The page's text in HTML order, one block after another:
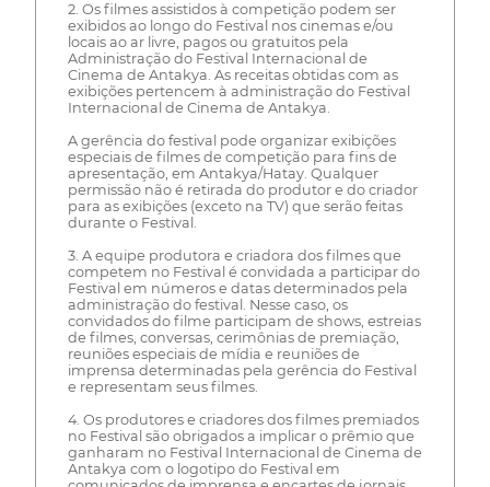
2. Os filmes assistidos à competição podem ser
exibidos ao longo do Festival nos cinemas e/ou
locais ao ar livre, pagos ou gratuitos pela
Administração do Festival Internacional de
Cinema de Antakya. As receitas obtidas com as
exibições pertencem à administração do Festival
Internacional de Cinema de Antakya.
A gerência do festival pode organizar exibições
especiais de filmes de competição para fins de
apresentação, em Antakya/Hatay. Qualquer
permissão não é retirada do produtor e do criador
para as exibições (exceto na TV) que serão feitas
durante o Festival.
3. A equipe produtora e criadora dos filmes que
competem no Festival é convidada a participar do
Festival em números e datas determinados pela
administração do festival. Nesse caso, os
convidados do filme participam de shows, estreias
de filmes, conversas, cerimônias de premiação,
reuniões especiais de mídia e reuniões de
imprensa determinadas pela gerência do Festival
e representam seus filmes.
4. Os produtores e criadores dos filmes premiados
no Festival são obrigados a implicar o prêmio que
ganharam no Festival Internacional de Cinema de
Antakya com o logotipo do Festival em